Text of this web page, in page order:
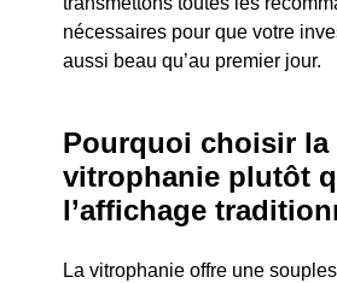
nécessaires pour que votre
aussi beau qu’au premier jour.
Pourquoi choisir la
vitrophanie plutôt
l’affichage
La vitrophanie offre une